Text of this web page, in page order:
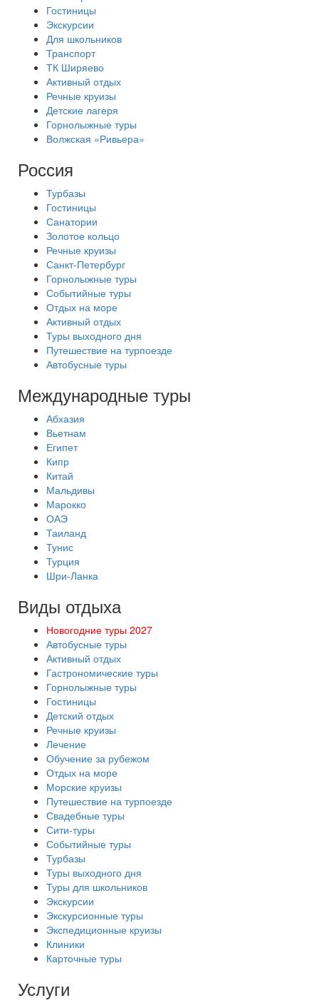
Гостиницы
Экскурсии
Для школьников
Транспорт
ТК Ширяево
Активный отдых
Речные круизы
Детские лагеря
Горнолыжные туры
Волжская «Ривьера»
Россия
Турбазы
Гостиницы
Санатории
Золотое кольцо
Речные круизы
Санкт-Петербург
Горнолыжные туры
Событийные туры
Отдых на море
Активный отдых
Туры выходного дня
Путешествие на турпоезде
Автобусные туры
Международные туры
Абхазия
Вьетнам
Египет
Кипр
Китай
Мальдивы
Марокко
ОАЭ
Таиланд
Тунис
Турция
Шри-Ланка
Виды отдыха
Новогодние туры 2027
Автобусные туры
Активный отдых
Гастрономические туры
Горнолыжные туры
Гостиницы
Детский отдых
Речные круизы
Лечение
Обучение за рубежом
Отдых на море
Морские круизы
Путешествие на турпоезде
Свадебные туры
Сити-туры
Событийные туры
Турбазы
Туры выходного дня
Туры для школьников
Экскурсии
Экскурсионные туры
Экспедиционные круизы
Клиники
Карточные туры
Услуги